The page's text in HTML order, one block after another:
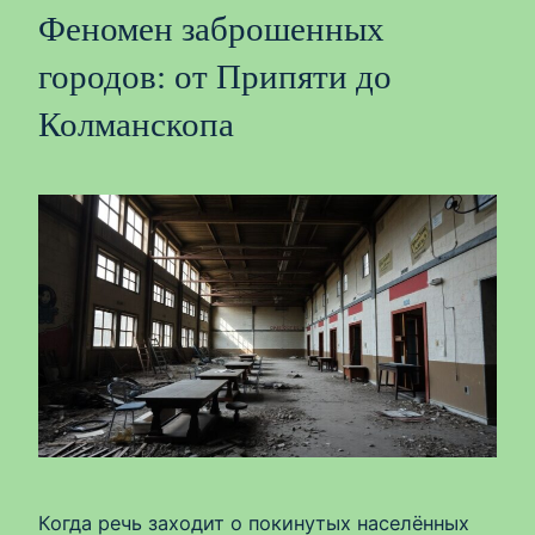
Феномен заброшенных
городов: от Припяти до
Колманскопа
Когда речь заходит о покинутых населённых